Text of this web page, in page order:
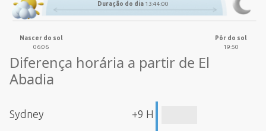
Duração do dia 13:44:00
Nascer do sol
06:06
Pôr do sol
19:50
Diferença horária a partir de El
Abadia
Sydney +9 H